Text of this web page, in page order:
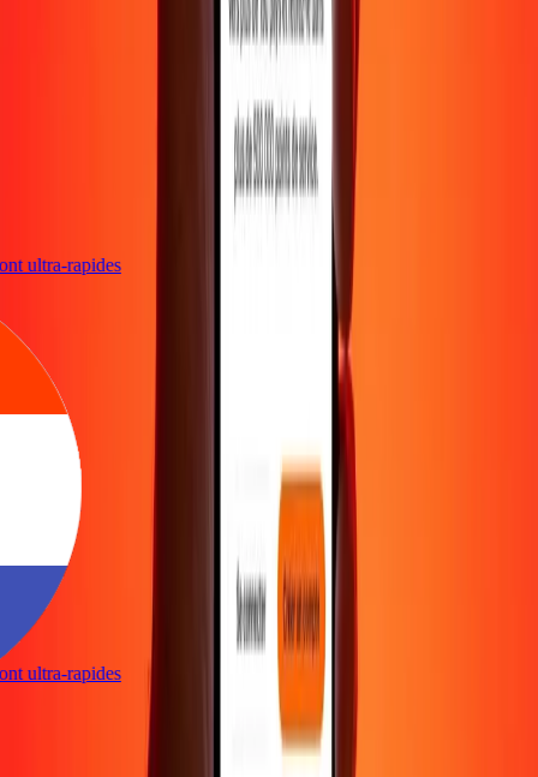
ultra-rapides
ultra-rapides